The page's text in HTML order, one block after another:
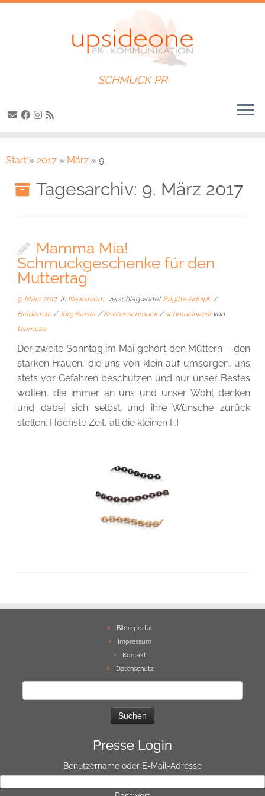
Inhalt
SCHMUCK PR
Start » 2017 » März » 9.
Tagesarchiv: 9. März 2017
Mamma Mia!
Schmuckgeschenke für den
Muttertag
9. März 2017in Newsroom verschlagwortet Brigitte Adolph/
Heideman/Jörg Kaiser/Knotenschmuck/schmuckwerk von
teamuso
Der zweite Sonntag im Mai gehört den Müttern – den
starken Frauen, die uns von klein auf umsorgen, uns
stets vor Gefahren beschützen und nur unser Bestes
wollen, die immer an uns und unser Wohl denken
und dabei sich selbst und ihre Wünsche zurück
stellen. Höchste Zeit, all die kleinen […]
Bilderportal
Impressum
Kontakt
Datenschutz
Presse Login
Benutzername oder E-Mail-Adresse